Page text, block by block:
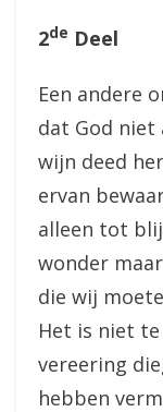
2de Deel
Een andere
dat God niet
wijn deed
ervan
alleen tot
wonder
die wij
Het is niet
vereering
hebben